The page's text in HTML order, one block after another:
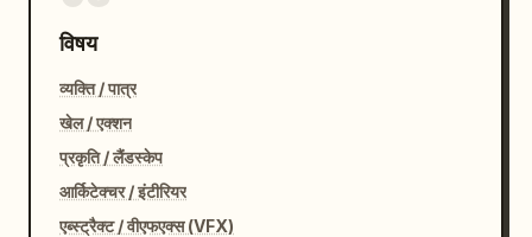
विषय
व्यक्ति / पात्र
खेल / एक्शन
प्रकृति / लैंडस्केप
आर्किटेक्चर / इंटीरियर
एब्स्ट्रैक्ट / वीएफएक्स (VFX)